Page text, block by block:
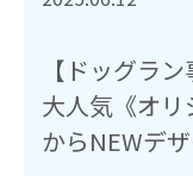
【ドッグラ
大人気《オリ
からNEWデ